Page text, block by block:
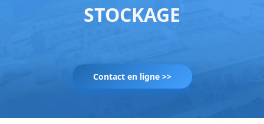
STOCKAGE
Contact en ligne >>